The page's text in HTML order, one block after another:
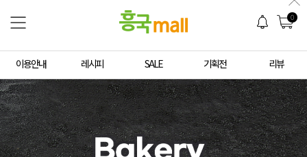
0
이용안내 레시피 SALE 기획전 리뷰